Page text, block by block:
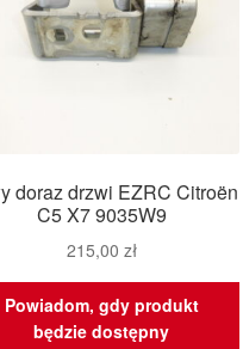
doraz drzwi EZRC Citroën
C5 X7 9035W9
215,00 zł
Powiadom, gdy produkt
będzie dostępny